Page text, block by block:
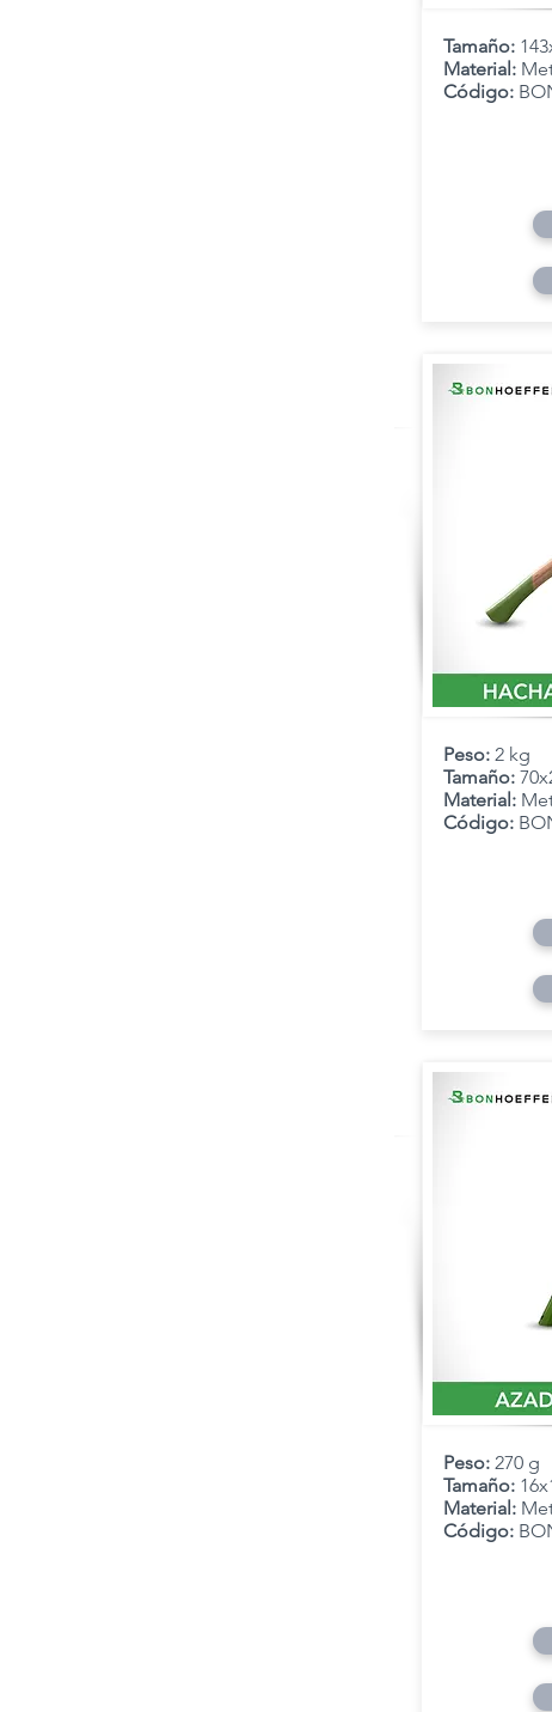
Tamaño:
Material:
Código:
Peso: 2 kg
Tamaño:
Material:
Código:
Peso: 270 g
Tamaño:
Material:
Código: